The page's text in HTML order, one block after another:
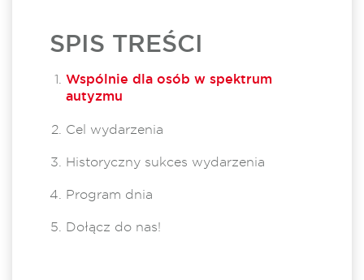
SPIS TREŚCI
Wspólnie dla osób w spektrum
autyzmu
Cel wydarzenia
Historyczny sukces wydarzenia
Program dnia
Dołącz do nas!